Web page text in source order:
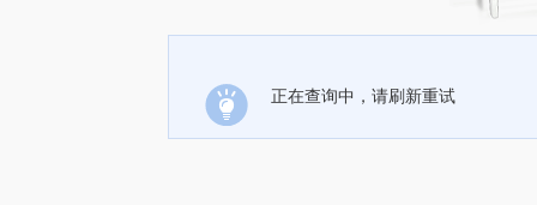
正在查询中，请刷新重试